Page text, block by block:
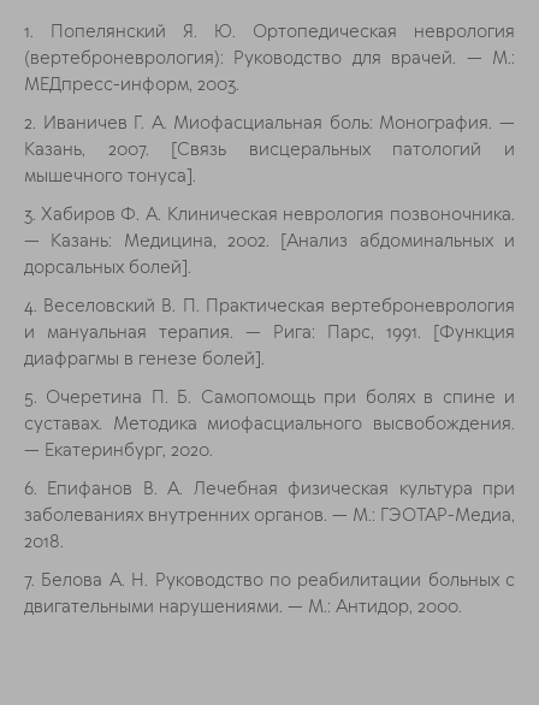
1. Попелянский Я. Ю. Ортопедическая неврология
(вертеброневрология): Руководство для врачей. — М.:
МЕДпресс-информ, 2003.
2. Иваничев Г. А. Миофасциальная боль: Монография. —
Казань, 2007. [Связь висцеральных патологий и
мышечного тонуса].
3. Хабиров Ф. А. Клиническая неврология позвоночника.
— Казань: Медицина, 2002. [Анализ абдоминальных и
дорсальных болей].
4. Веселовский В. П. Практическая вертеброневрология
и мануальная терапия. — Рига: Парс, 1991. [Функция
диафрагмы в генезе болей].
5. Очеретина П. Б. Самопомощь при болях в спине и
суставах. Методика миофасциального высвобождения.
— Екатеринбург, 2020.
6. Епифанов В. А. Лечебная физическая культура при
заболеваниях внутренних органов. — М.: ГЭОТАР-Медиа,
2018.
7. Белова А. Н. Руководство по реабилитации больных с
двигательными нарушениями. — М.: Антидор, 2000.